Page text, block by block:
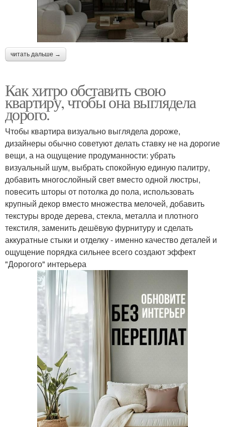
читать дальше →
Как хитро обставить свою
квартиру, чтобы она выглядела
дорого.
Чтобы квартира визуально выглядела дороже,
дизайнеры обычно советуют делать ставку не на дорогие
вещи, а на ощущение продуманности: убрать
визуальный шум, выбрать спокойную единую палитру,
добавить многослойный свет вместо одной люстры,
повесить шторы от потолка до пола, использовать
крупный декор вместо множества мелочей, добавить
текстуры вроде дерева, стекла, металла и плотного
текстиля, заменить дешёвую фурнитуру и сделать
аккуратные стыки и отделку - именно качество деталей и
ощущение порядка сильнее всего создают эффект
"Дорогого" интерьера